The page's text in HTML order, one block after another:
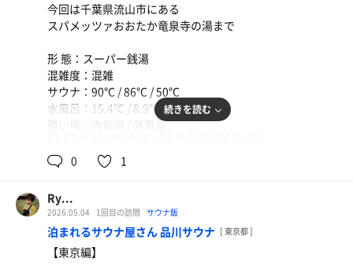
今回は千葉県流山市にある
スパメッツァおおたか竜泉寺の湯まで
形 態：スーパー銭湯
混雑度：混雑
サウナ：90℃ / 86℃ / 50℃
水風呂：15.4℃ / 8.9℃ / 16.7℃
整い場：内気浴 / 外気浴
サ 飯：ねぎし
①日本一を獲得したことのあるサウナ施設
②毎時00分丁度に行われるドラゴンロウリュが面白みもあ
り下から二段目でクソ熱い
③メディテーションサウナはセルフロウリュ可能
④塩サウナは顔用の泥パックがあり身体も顔も綺麗にでき
続きを読む
0 1
Ry...
2026.05.04 1回目の訪問 サウナ飯
泊まれるサウナ屋さん 品川サウナ [ 東京都 ]
【東京編】